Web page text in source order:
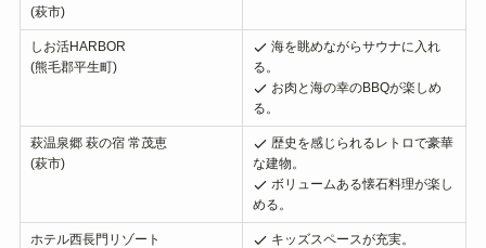
(萩市)
しお活HARBOR
(熊毛郡平生町)
海を眺めながらサウナに入れ
る。
お肉と海の幸のBBQが楽しめ
る。
萩温泉郷 萩の宿 常茂恵
(萩市)
歴史を感じられるレトロで豪華
な建物。
ボリュームある懐石料理が楽し
める。
ホテル西長門リゾート
キッズスペースが充実。